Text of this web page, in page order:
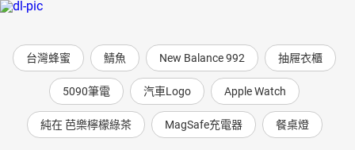
台灣蜂蜜 鯖魚 New Balance 992 抽屜衣櫃
5090筆電 汽車Logo Apple Watch
純在 芭樂檸檬綠茶 MagSafe充電器 餐桌燈